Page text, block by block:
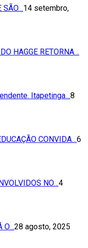
SÃO…14 setembro,
HAGGE RETORNA…
Itapetinga…8
CONVIDA…6
NO…4
O…28 agosto, 2025